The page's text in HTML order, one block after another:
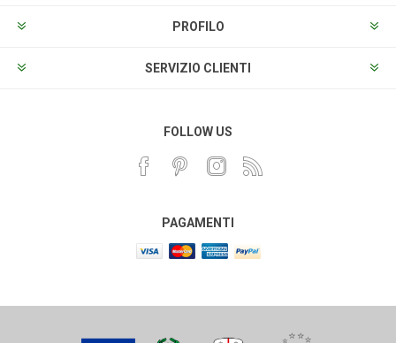
PROFILO
SERVIZIO CLIENTI
FOLLOW US
PAGAMENTI